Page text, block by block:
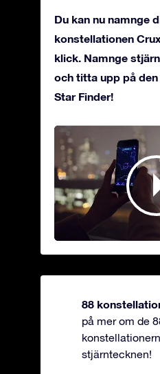
Du kan nu namnge
konstellationen
klick. Namnge
och titta upp på den
Star Finder!
88
på mer om de
stjärntecknen!